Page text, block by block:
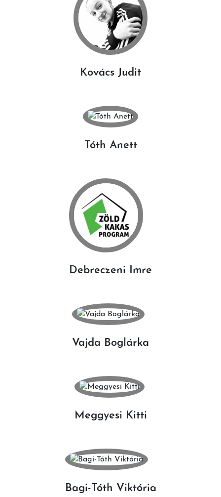
Kovács Judit
Tóth Anett
Debreczeni Imre
Vajda Boglárka
Meggyesi Kitti
Bagi-Tóth Viktória